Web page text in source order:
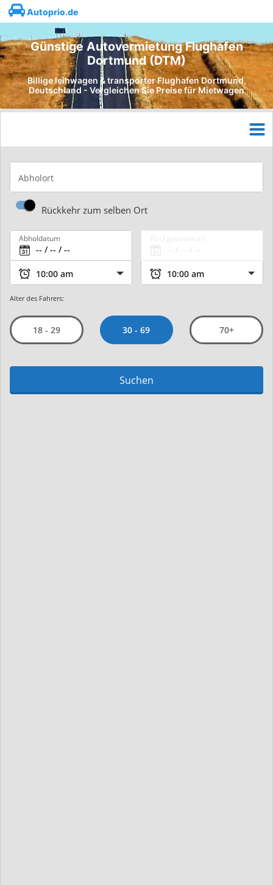
Autoprio.de
Günstige Autovermietung Flughafen
Dortmund (DTM)
Billige leihwagen & transporter Flughafen Dortmund,
Deutschland - Vergleichen Sie Preise für Mietwagen
Abholort
Rückkehr zum selben Ort
Abholdatum
Alter des Fahrers:
18 - 29 30 - 69 70+
Suchen